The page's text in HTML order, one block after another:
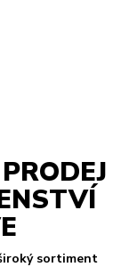
sortiment